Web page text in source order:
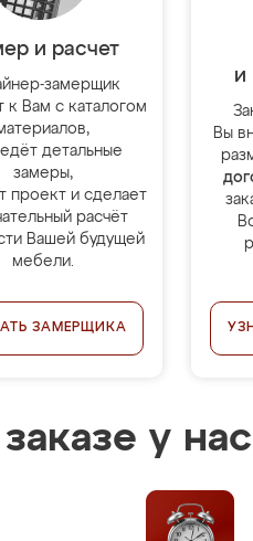
и расчет
замерщик
к Вам с каталогом
детальные
замеры,
проект и сделает
расчёт
Вашей будущей
мебели.
ЗАМЕРЩИКА
и
Вы
у нас